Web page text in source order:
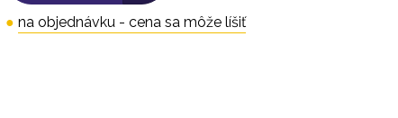
● na objednávku - cena sa môže líšiť